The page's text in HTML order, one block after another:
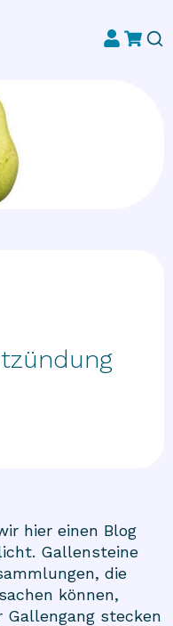
hier einen Blog
Gallensteine
die
können,
Gallengang stecken